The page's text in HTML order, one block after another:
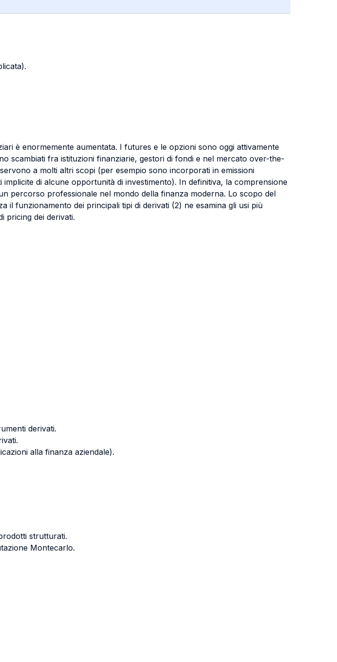
è enormemente aumentata. I futures e le opzioni sono oggi attivamente
scambiati fra istituzioni finanziarie, gestori di fondi e nel mercato over-the-
a molti altri scopi (per esempio sono incorporati in emissioni
di alcune opportunità di investimento). In definitiva, la comprensione
percorso professionale nel mondo della finanza moderna. Lo scopo del
funzionamento dei principali tipi di derivati (2) ne esamina gli usi più
pricing dei derivati.
derivati.
alla finanza aziendale).
strutturati.
Montecarlo.